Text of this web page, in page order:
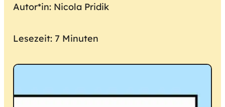
Autor*in: Nicola Pridik
Lesezeit: 7 Minuten